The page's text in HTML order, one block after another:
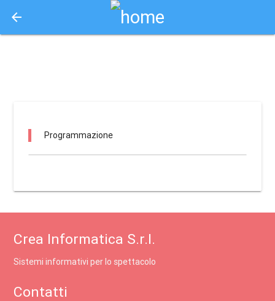
arrow_back
Programmazione
Crea Informatica S.r.l.
Sistemi informativi per lo spettacolo
Contatti